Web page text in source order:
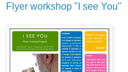
Flyer workshop "I see You"